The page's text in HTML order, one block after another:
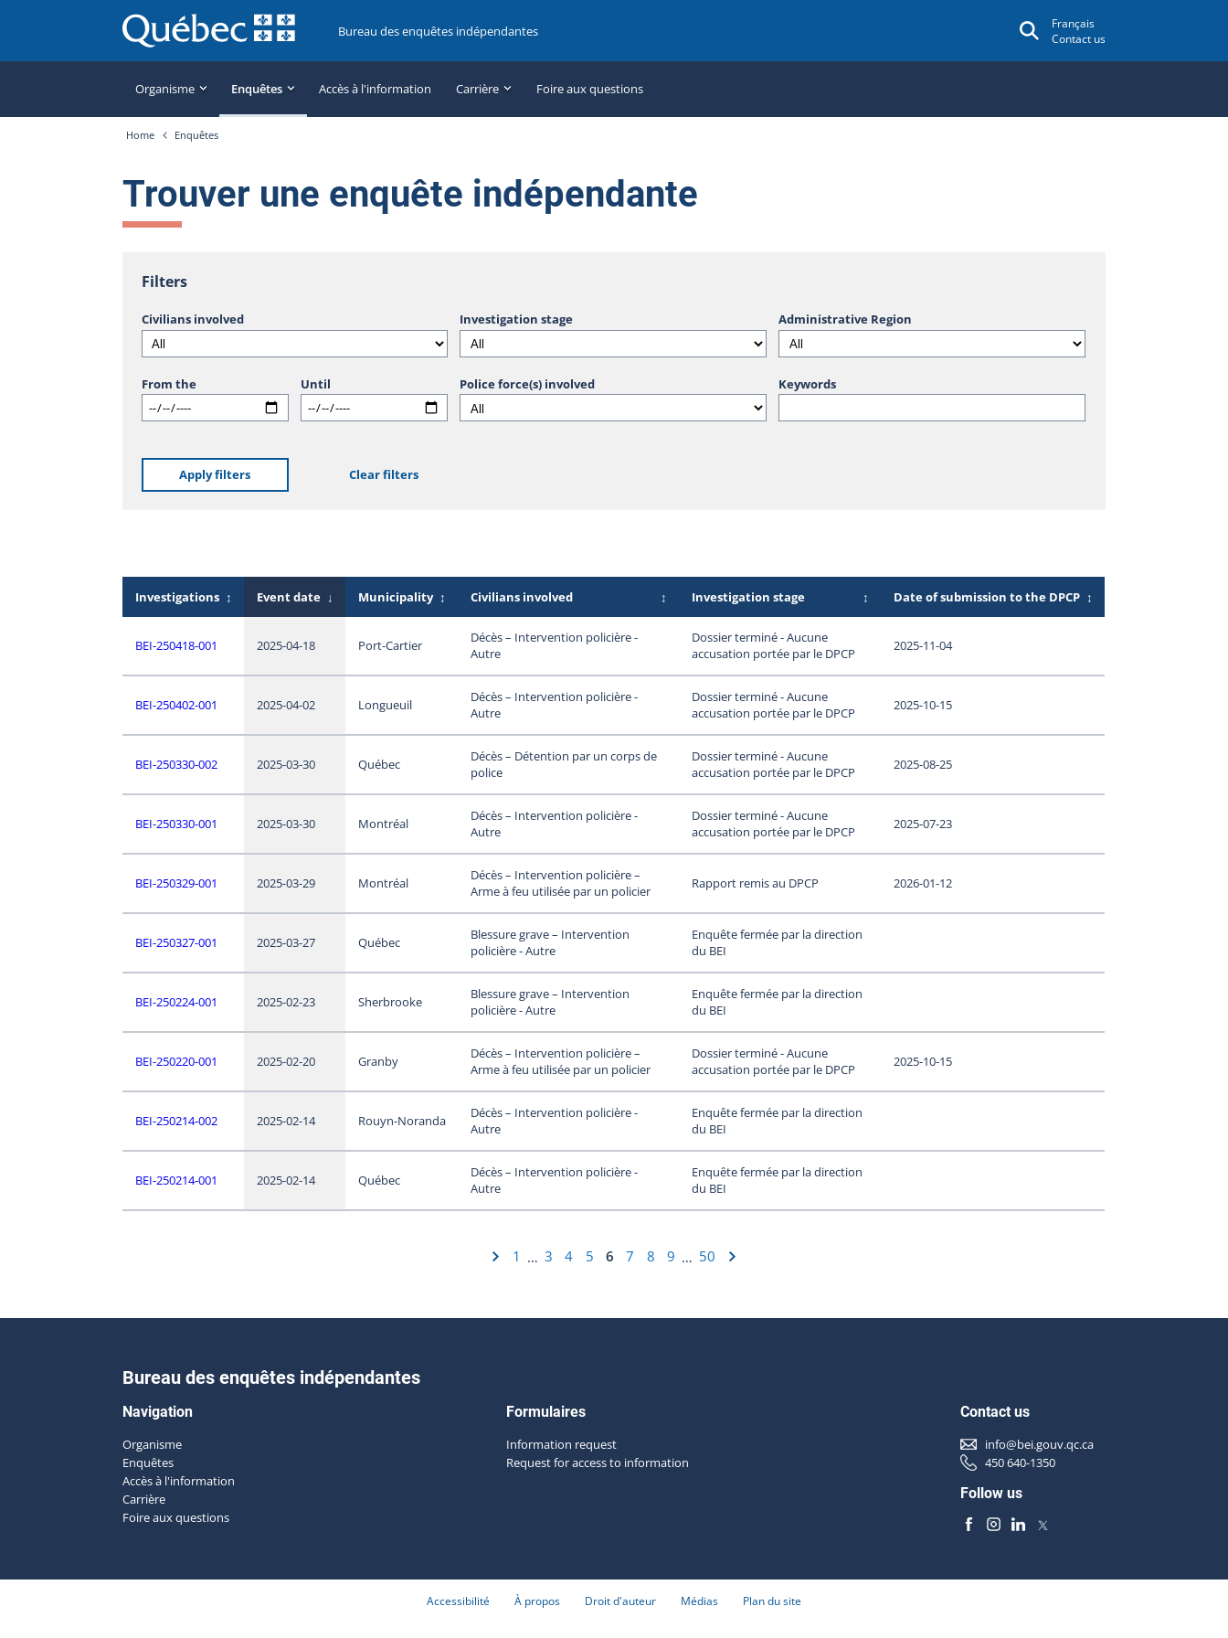
Bureau des enquêtes indépendantes
Français
Contact us
Organisme Enquêtes Accès à l'information Carrière Foire aux questions
Home Enquêtes
Trouver une enquête indépendante
Filters
Civilians involved Investigation stage Administrative Region
From the Until Police force(s) involved Keywords
Apply filters Clear filters
Investigations ↕ Event date ↓ Municipality ↕ Civilians involved ↕ Investigation stage ↕ Date of submission to the DPCP ↕
BEI-250418-001 2025-04-18 Port-Cartier
Décès – Intervention policière -
Autre
Dossier terminé - Aucune
accusation portée par le DPCP
2025-11-04
BEI-250402-001 2025-04-02 Longueuil
Décès – Intervention policière -
Autre
Dossier terminé - Aucune
accusation portée par le DPCP
2025-10-15
BEI-250330-002 2025-03-30 Québec
Décès – Détention par un corps de
police
Dossier terminé - Aucune
accusation portée par le DPCP
2025-08-25
BEI-250330-001 2025-03-30 Montréal
Décès – Intervention policière -
Autre
Dossier terminé - Aucune
accusation portée par le DPCP
2025-07-23
BEI-250329-001 2025-03-29 Montréal
Décès – Intervention policière –
Arme à feu utilisée par un policier
Rapport remis au DPCP 2026-01-12
BEI-250327-001 2025-03-27 Québec
Blessure grave – Intervention
policière - Autre
Enquête fermée par la direction
du BEI
BEI-250224-001 2025-02-23 Sherbrooke
Blessure grave – Intervention
policière - Autre
Enquête fermée par la direction
du BEI
BEI-250220-001 2025-02-20 Granby
Décès – Intervention policière –
Arme à feu utilisée par un policier
Dossier terminé - Aucune
accusation portée par le DPCP
2025-10-15
BEI-250214-002 2025-02-14 Rouyn-Noranda
Décès – Intervention policière -
Autre
Enquête fermée par la direction
du BEI
BEI-250214-001 2025-02-14 Québec
Décès – Intervention policière -
Autre
Enquête fermée par la direction
du BEI
1 … 3 4 5 6 7 8 9 … 50
Bureau des enquêtes indépendantes
Navigation
Organisme
Enquêtes
Accès à l'information
Carrière
Foire aux questions
Formulaires
Information request
Request for access to information
Contact us
info@bei.gouv.qc.ca
450 640-1350
Follow us
Accessibilité À propos Droit d'auteur Médias Plan du site